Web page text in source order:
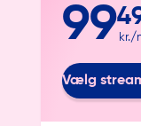
99 kr./
Vælg